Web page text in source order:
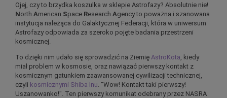
Ojej, czy to brzydka koszulka w sklepie Astrofazy? Absolutnie nie!
North American Space Research Agency to poważna i szanowana
instytucja należąca do Galaktycznej Federacji, która w uniwersum
Astrofazy odpowiada za szeroko pojęte badania przestrzeni
kosmicznej.
To dzięki nim udało się sprowadzić na Ziemię AstroKota , kiedy
miał problem w kosmosie, oraz nawiązać pierwszy kontakt z
kosmicznym gatunkiem zaawansowanej cywilizacji technicznej,
czyli kosmicznymi Shiba Inu . "Wow! Kontakt taki pierwszy!
Uszanowanko!". Ten pierwszy komunikat odebrany przez NASRA